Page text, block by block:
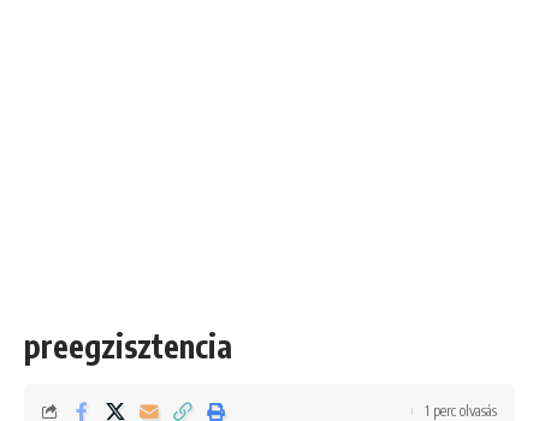
preegzisztencia
1 perc olvasás